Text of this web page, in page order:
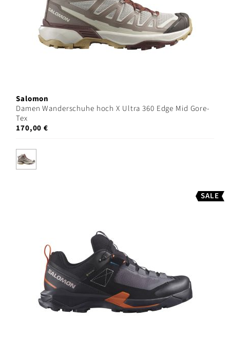
Salomon
Damen Wanderschuhe hoch X Ultra 360 Edge Mid Gore-
Tex
170,00 €
SALE